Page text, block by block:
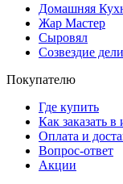
Домашняя
Жар Мастер
Сыровял
Созвездие
Покупателю
Где купить
Как заказать в
Оплата и
Вопрос-ответ
Акции